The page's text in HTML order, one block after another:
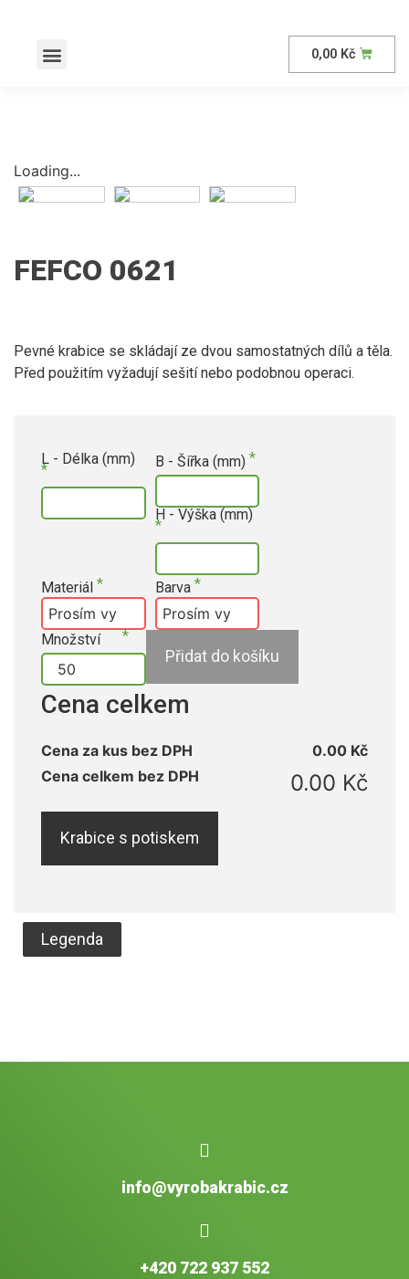
0,00 Kč
Loading...
FEFCO 0621
Pevné krabice se skládají ze dvou samostatných dílů a těla.
Před použitím vyžadují sešití nebo podobnou operaci.
L - Délka (mm) B - Šířka (mm)
H - Výška (mm)
Materiál Barva
Množství
Cena celkem
Cena za kus bez DPH
0.00 Kč
Cena celkem bez DPH
0.00 Kč
Přidat do košíku
Krabice s potiskem
Legenda
info@vyrobakrabic.cz
+420 722 937 552